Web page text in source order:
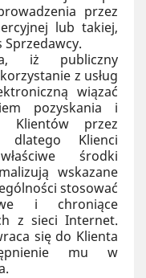
przez
lub takiej,
Sprzedawcy.
iż publiczny
z usług
wiązać
pozyskania i
Klientów przez
dlatego Klienci
środki
wskazane
stosować
i chroniące
z sieci Internet.
się do Klienta
mu w